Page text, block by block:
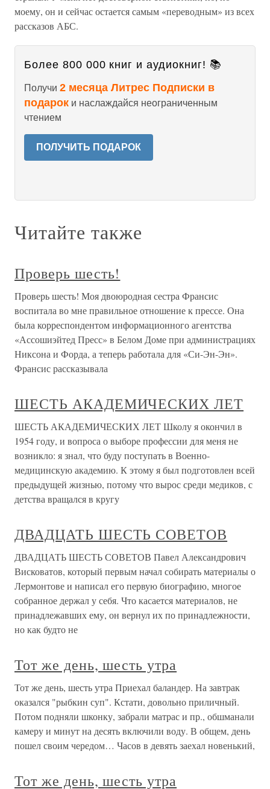
моему, он и сейчас остается самым «переводным» из всех
рассказов АБС.
Более 800 000 книг и аудиокниг! 📚
Получи 2 месяца Литрес Подписки в
подарок и наслаждайся неограниченным
чтением
ПОЛУЧИТЬ ПОДАРОК
Читайте также
Проверь шесть!
Проверь шесть! Моя двоюродная сестра Франсис
воспитала во мне правильное отношение к прессе. Она
была корреспондентом информационного агентства
«Ассошиэйтед Пресс» в Белом Доме при администрациях
Никсона и Форда, а теперь работала для «Си-Эн-Эн».
Франсис рассказывала
ШЕСТЬ АКАДЕМИЧЕСКИХ ЛЕТ
ШЕСТЬ АКАДЕМИЧЕСКИХ ЛЕТ Школу я окончил в
1954 году, и вопроса о выборе профессии для меня не
возникло: я знал, что буду поступать в Военно-
медицинскую академию. К этому я был подготовлен всей
предыдущей жизнью, потому что вырос среди медиков, с
детства вращался в кругу
ДВАДЦАТЬ ШЕСТЬ СОВЕТОВ
ДВАДЦАТЬ ШЕСТЬ СОВЕТОВ Павел Александрович
Висковатов, который первым начал собирать материалы о
Лермонтове и написал его первую биографию, многое
собранное держал у себя. Что касается материалов, не
принадлежавших ему, он вернул их по принадлежности,
но как будто не
Тот же день, шесть утра
Тот же день, шесть утра Приехал баландер. На завтрак
оказался "рыбкин суп". Кстати, довольно приличный.
Потом подняли шконку, забрали матрас и пр., обшманали
камеру и минут на десять включили воду. В общем, день
пошел своим чередом… Часов в девять заехал новенький,
Тот же день, шесть утра